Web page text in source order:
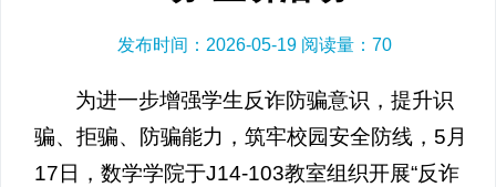
发布时间：2026-05-19 阅读量： 70
为进一步增强学生反诈防骗意识，提升识
骗、拒骗、防骗能力，筑牢校园安全防线，5月
17日，数学学院于J14-103教室组织开展“反诈